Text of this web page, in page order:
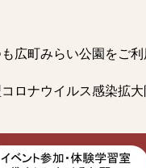
広町みらい公園をご
ロナウイルス感染拡